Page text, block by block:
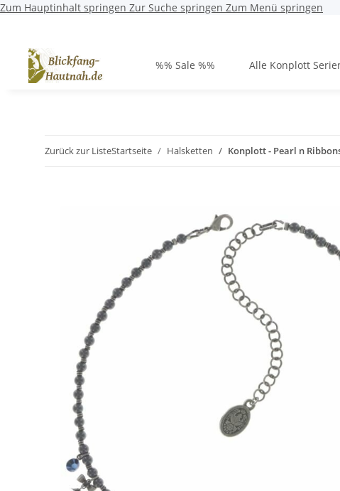
Zum Hauptinhalt springen Zur Suche springen Zum Menü springen
%% Sale %% Alle Konplott
Zurück zur ListeStartseite Halsketten Konplott - Pearl n